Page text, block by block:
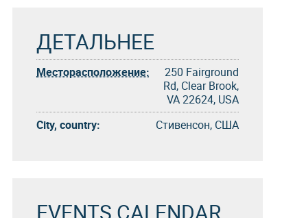
ДЕТАЛЬНЕЕ
Месторасположение:
250 Fairground
Rd, Clear Brook,
VA 22624, USA
City, country:
Стивенсон, США
EVENTS CALENDAR